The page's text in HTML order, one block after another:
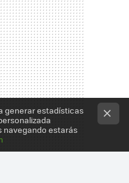
generar estadísticas
navegando estarás